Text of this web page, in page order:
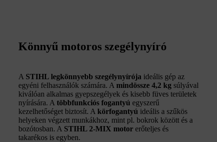
Könnyű motoros szegélynyíró
A STIHL legkönnyebb szegélynyírója ideális gép az
egyéni felhasználók számára. A mindössze 4,2 kg súlyával
kiválóan alkalmas gyepszegélyek és kisebb füves területek
nyírására. A többfunkciós fogantyú egyszerű
kezelhetőséget biztosít. A körfogantyú ideális a szűkös
helyeken végzett munkákhoz, mint pl. bokrok között és a
bozótosban. A STIHL 2-MIX motor erőteljes és
takarékos is egyben.